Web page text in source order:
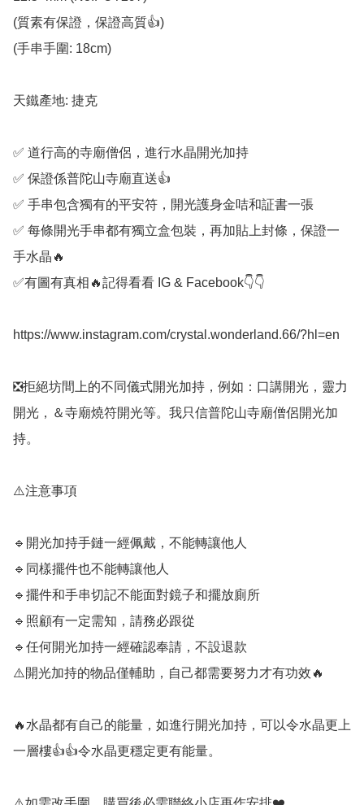
(質素有保證，保證高質👍)
(手串手圍: 18cm)
天鐵產地: 捷克
✅️ 道行高的寺廟僧侶，進行水晶開光加持
✅️ 保證係普陀山寺廟直送👍
✅️ 手串包含獨有的平安符，開光護身金咭和証書一張
✅️ 每條開光手串都有獨立盒包裝，再加貼上封條，保證一
手水晶🔥
✅️有圖有真相🔥記得看看 IG & Facebook👇👇
https://www.instagram.com/crystal.wonderland.66/?hl=en
❎️拒絕坊間上的不同儀式開光加持，例如：口講開光，靈力
開光，＆寺廟燒符開光等。我只信普陀山寺廟僧侶開光加
持。
⚠️注意事項
🔹️開光加持手鏈一經佩戴，不能轉讓他人
🔹️同樣擺件也不能轉讓他人
🔹️擺件和手串切記不能面對鏡子和擺放廁所
🔹️照顧有一定需知，請務必跟從
🔹️任何開光加持一經確認奉請，不設退款
⚠️開光加持的物品僅輔助，自己都需要努力才有功效🔥
🔥水晶都有自己的能量，如進行開光加持，可以令水晶更上
一層樓👍👍令水晶更穩定更有能量。